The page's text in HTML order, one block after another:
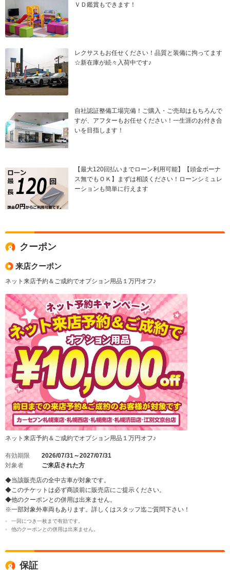
ＶＤ鑑賞もできます！
レクサスもお任せください！品質と装備に拘ってます
☆新在庫が続々入荷中です♪
自社認証整備工場完備！ご購入・ご売却はもちろんで
すが、アフターもお任せください！一生涯のお付き合
いを目指します！
【最大120回払いまでローン利用可能】【頭金ボーナ
ス無でもＯＫ】まずは相談ください！ローンシミュレ
ーションも簡単に行えます
クーポン
来店クーポン
ネット来店予約＆ご成約でオプション用品１万円オフ♪
ネット来店予約＆ご成約でオプション用品１万円オフ♪
有効期限
2026/07/31～2027/07/31
対象者
ご来店された方
◆当該販売店の全中古車が対象です。
◆このチケットは必ず商談前に販売店にご提示ください。
◆他のクーポンとの併用は出来ません。
※一部対象外車両もあります。詳しくはスタッフ迄ご質問下さい！
一回につき一枚まで有効です。
他のクーポンとの併用は出来ません。
保証